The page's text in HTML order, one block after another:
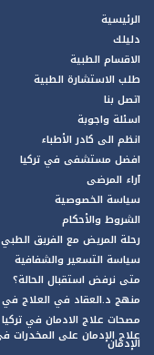
الرئيسية
دليلك
الاقسام الطبية
طلب الاستشارة الطبية
اتصل بنا
اسئلة واجوبة
انظم الى كادر الأطباء
افضل مستشفى في تركيا
آراء المرضى
سياسة الخصوصية
الشروط والأحكام
رحلة المريض مع الفريق الطبي
سياسة التسعير والشفافية
متى نرفض استقبال الحالة؟
منهج د.العقاد في العلاج في
مصحات علاج الادمان في تركيا
علاج الإدمان على
الإدمان